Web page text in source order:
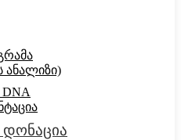
ანალიზი)
DNA